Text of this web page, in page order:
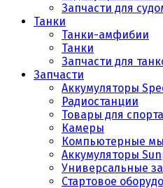
Запчасти для
Танки
Танки-амфибии
Танки
Запчасти для
Запчасти
Аккумуляторы
Радиостанции
Товары для спорта
Камеры
Компьютерные
Аккумуляторы
Универсальные
Стартовое